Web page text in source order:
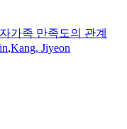
가족 만족도의 관계
,Kang, Jiyeon